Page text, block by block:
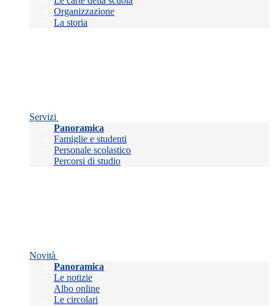
Organizzazione
La storia
Servizi
Panoramica
Famiglie e studenti
Personale scolastico
Percorsi di studio
Novità
Panoramica
Le notizie
Albo online
Le circolari